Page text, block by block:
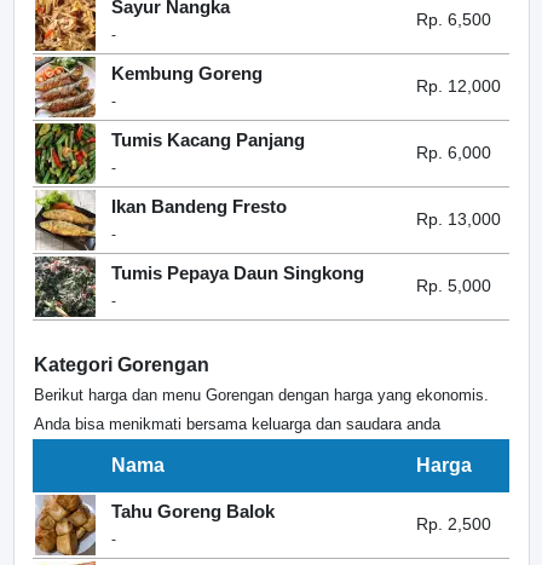
Sayur Nangka
-
Rp. 6,500
Kembung Goreng
-
Rp. 12,000
Tumis Kacang Panjang
-
Rp. 6,000
Ikan Bandeng Fresto
-
Rp. 13,000
Tumis Pepaya Daun Singkong
-
Rp. 5,000
Kategori Gorengan
Berikut harga dan menu Gorengan dengan harga yang ekonomis.
Anda bisa menikmati bersama keluarga dan saudara anda
Nama Harga
Tahu Goreng Balok
-
Rp. 2,500